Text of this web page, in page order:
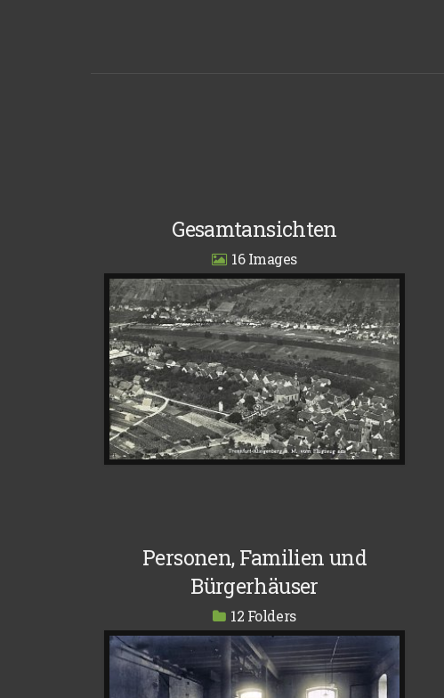
Gesamtansichten
16
Personen, Familien und
Bürgerhäuser
12